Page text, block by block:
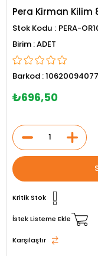
Pera Kirman Kilim
Stok Kodu
PERA-
ADET
Barkod :
₺696,50
Kritik Stok
İstek Listeme Ekle
Karşılaştır